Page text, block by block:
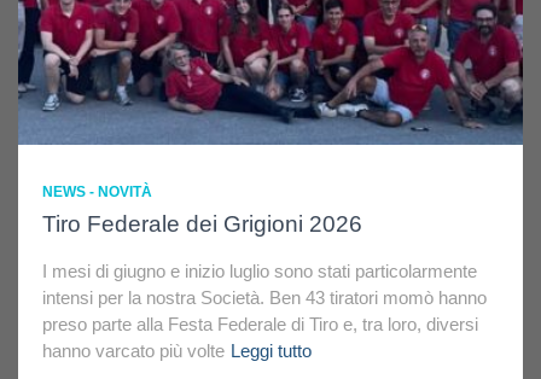
NEWS - NOVITÀ
Tiro Federale dei Grigioni 2026
I mesi di giugno e inizio luglio sono stati particolarmente
intensi per la nostra Società. Ben 43 tiratori momò hanno
preso parte alla Festa Federale di Tiro e, tra loro, diversi
hanno varcato più volte Leggi tutto